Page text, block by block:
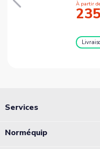
À partir
Services
Norméquip